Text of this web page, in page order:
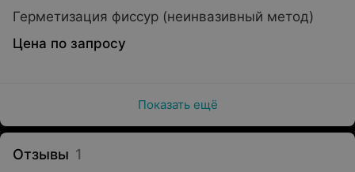
Герметизация фиссур (неинвазивный метод)
Цена по запросу
Показать ещё
Отзывы 1